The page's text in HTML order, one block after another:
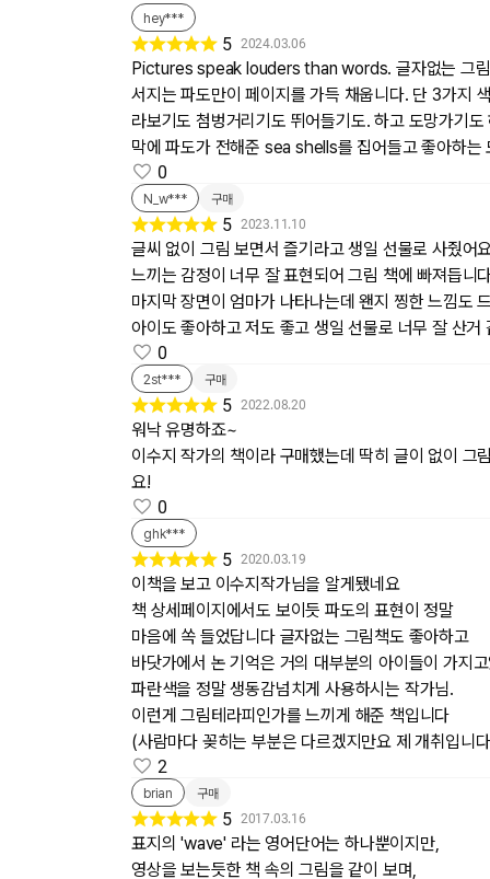
hey***
5 2024.03.06
Pictures speak louders than words. 글자없는 그림
서지는 파도만이 페이지를 가득 채웁니다. 단 3가지
라보기도 첨벙거리기도 뛰어들기도. 하고 도망가기
막에 파도가 전해준 sea shells를 집어들고 좋아하
0
N_w*** 구매
5 2023.11.10
글씨 없이 그림 보면서 즐기라고 생일 선물로 사줬어
느끼는 감정이 너무 잘 표현되어 그림 책에 빠져듭니
마지막 장면이 엄마가 나타나는데 왠지 찡한 느낌도
아이도 좋아하고 저도 좋고 생일 선물로 너무 잘 산거
0
2st*** 구매
5 2022.08.20
워낙 유명하죠~
이수지 작가의 책이라 구매했는데 딱히 글이 없이
요!
0
ghk***
5 2020.03.19
이책을 보고 이수지작가님을 알게됐네요
책 상세페이지에서도 보이듯 파도의 표현이 정말
마음에 쏙 들었답니다 글자없는 그림책도 좋아하고
바닷가에서 논 기억은 거의 대부분의 아이들이 가지
파란색을 정말 생동감넘치게 사용하시는 작가님.
이런게 그림테라피인가를 느끼게 해준 책입니다
(사람마다 꽂히는 부분은 다르겠지만요 제 개취입니
2
brian 구매
5 2017.03.16
표지의 'wave' 라는 영어단어는 하나뿐이지만,
영상을 보는듯한 책 속의 그림을 같이 보며,